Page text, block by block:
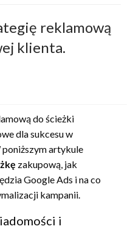
reklamową
klienta.
do ścieżki
dla sukcesu w
artykule
zakupową, jak
Google Ads i na co
kampanii.
i